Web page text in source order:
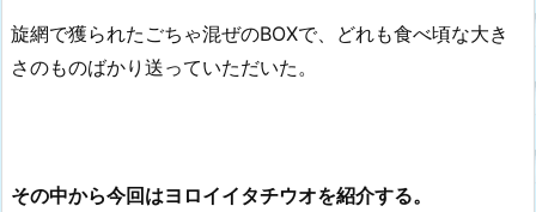
旋網で獲られたごちゃ混ぜのBOXで、どれも食べ頃な大き
さのものばかり送っていただいた。
その中から今回はヨロイイタチウオを紹介する。